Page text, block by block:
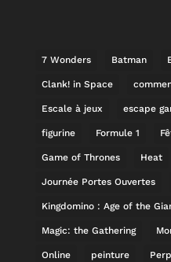
7 Wonders Batman
Clank! in Space
Escale à jeux escape
figurine Formule 1
Game of Thrones Heat
Journée Portes Ouvertes
Kingdomino : Age of the
Magic: the Gathering
Online peinture